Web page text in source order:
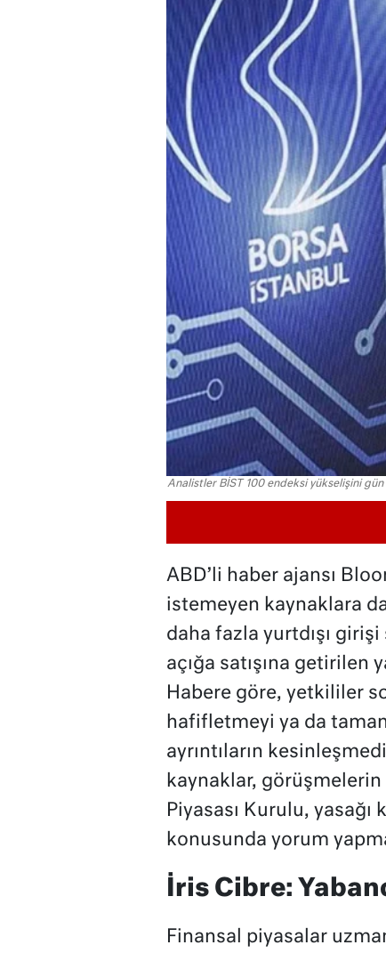
Analistler BİST 100 endeksi yükselişini
ABD’li haber ajansı
istemeyen kaynaklara
daha fazla yurtdışı
açığa satışına getirilen
Habere göre, yetkililer
hafifletmeyi ya da
ayrıntıların
kaynaklar,
Piyasası Kurulu,
konusunda yorum
İris Cibre:
Finansal piyasalar